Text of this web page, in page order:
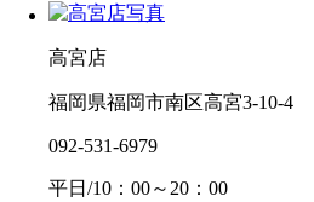
高宮店
福岡県福岡市南区高宮3-10-4
092-531-6979
平日/10：00～20：00